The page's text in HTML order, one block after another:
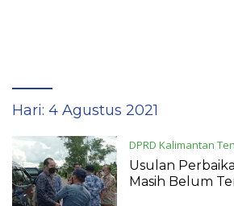
Hari: 4 Agustus 2021
DPRD Kalimantan
Agustus 2021
Usulan
Masih Belum